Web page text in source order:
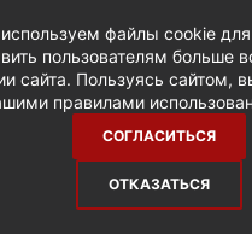
+ В
файлы cookie для
пользователям больше
сайта. Пользуясь сайтом,
правилами
СОГЛАСИТЬСЯ
ОТКАЗАТЬСЯ